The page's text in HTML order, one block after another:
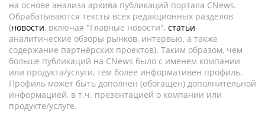
на основе анализа архива публикаций портала CNews.
Обрабатываются тексты всех редакционных разделов
(новости, включая "Главные новости", статьи,
аналитические обзоры рынков, интервью, а также
содержание партнёрских проектов). Таким образом, чем
больше публикаций на CNews было с именем компании
или продукта/услуги, тем более информативен профиль.
Профиль может быть дополнен (обогащен) дополнительной
информацией, в т.ч. презентацией о компании или
продукте/услуге.